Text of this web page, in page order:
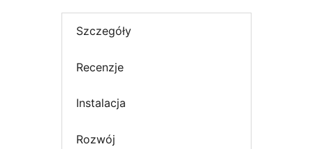
Szczegóły
Recenzje
Instalacja
Rozwój